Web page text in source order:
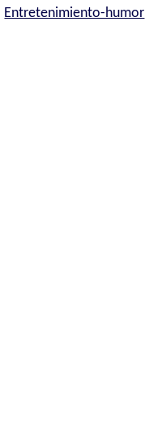
Entretenimiento-humor